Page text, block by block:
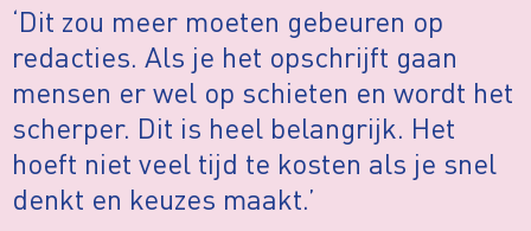
‘Dit zou meer moeten gebeuren op
redacties. Als je het opschrijft gaan
mensen er wel op schieten en wordt het
scherper. Dit is heel belangrijk. Het
hoeft niet veel tijd te kosten als je snel
denkt en keuzes maakt.’